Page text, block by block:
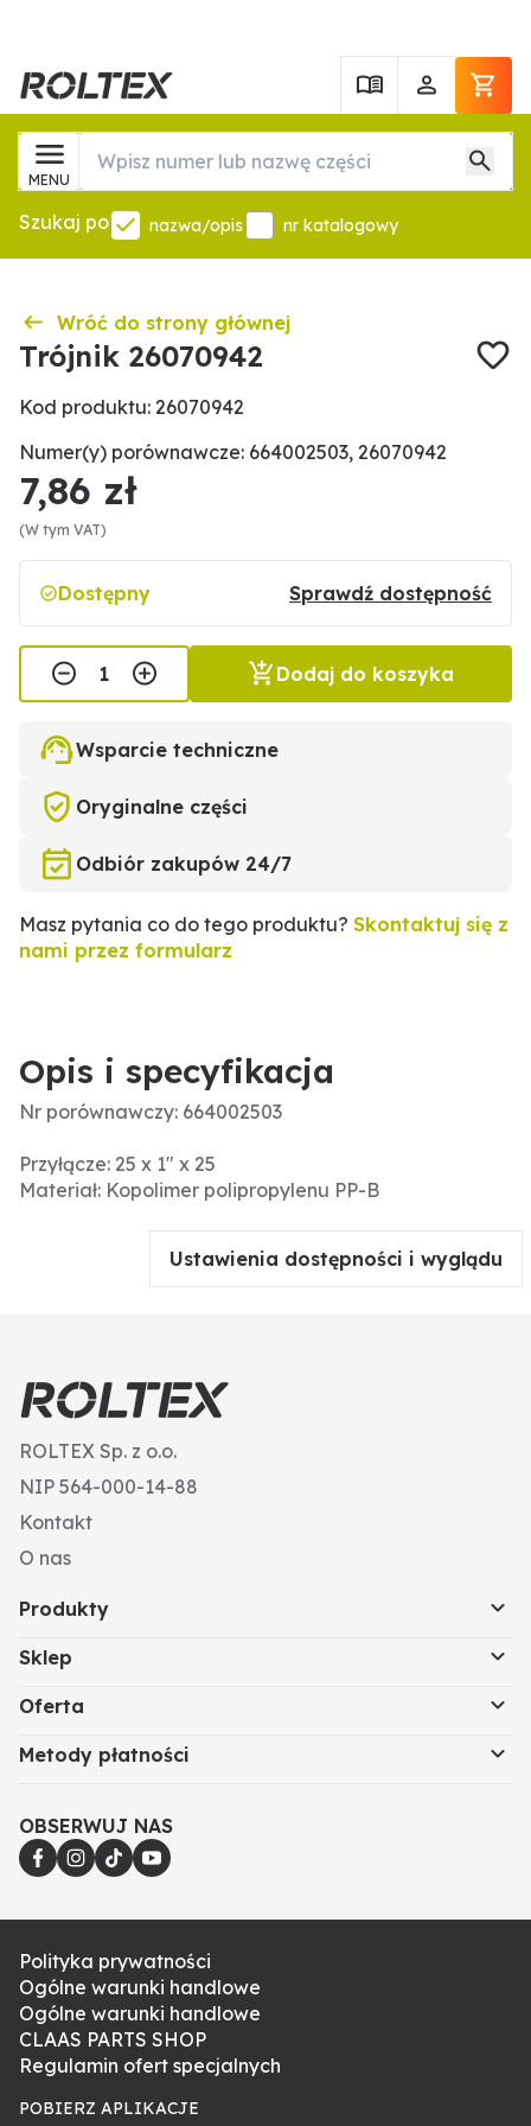
MENU
Szukaj po nazwa/opis nr katalogowy
Wróć do strony głównej
Trójnik 26070942
Kod produktu: 26070942
Numer(y) porównawcze: 664002503, 26070942
7,86 zł
(W tym VAT)
Dostępny Sprawdź dostępność
Dodaj do koszyka
Wsparcie techniczne
Oryginalne części
Odbiór zakupów 24/7
Masz pytania co do tego produktu? Skontaktuj się z
nami przez formularz
Opis i specyfikacja
Nr porównawczy: 664002503
Przyłącze: 25 x 1" x 25
Materiał: Kopolimer polipropylenu PP-B
Ustawienia dostępności i wyglądu
ROLTEX Sp. z o.o.
NIP 564-000-14-88
Kontakt
O nas
Produkty
Sklep
Oferta
Metody płatności
OBSERWUJ NAS
Polityka prywatności
Ogólne warunki handlowe
Ogólne warunki handlowe
CLAAS PARTS SHOP
Regulamin ofert specjalnych
POBIERZ APLIKACJE